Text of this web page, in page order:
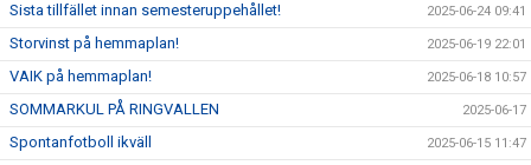
Sista tillfället innan semesteruppehållet! 2025-06-24 09:41
Storvinst på hemmaplan! 2025-06-19 22:01
VAIK på hemmaplan! 2025-06-18 10:57
SOMMARKUL PÅ RINGVALLEN 2025-06-17
Spontanfotboll ikväll 2025-06-15 11:47